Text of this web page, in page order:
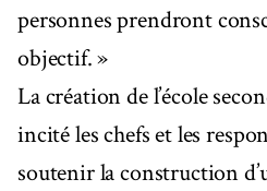
personnes prendront
objectif. »
La création de l’école
incité les chefs et les
soutenir la construction